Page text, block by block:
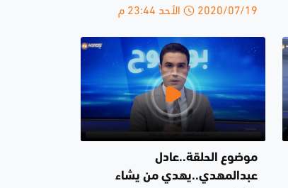
2020/07/19 الأحد 23:44 م
موضوع الحلقة..عادل
عبدالمهدي..يهدي من يشاء